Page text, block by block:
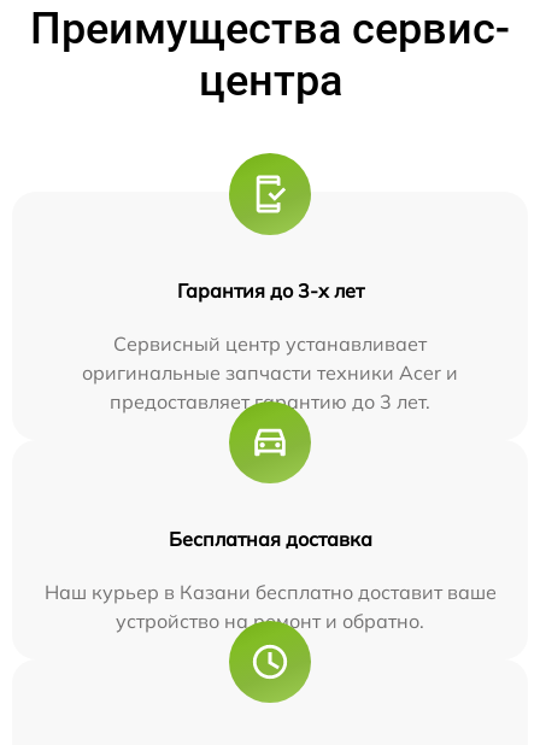
Преимущества сервис-
центра
Гарантия до 3-х лет
Сервисный центр устанавливает
оригинальные запчасти техники Acer и
предоставляет гарантию до 3 лет.
Бесплатная доставка
Наш курьер в Казани бесплатно доставит ваше
устройство на ремонт и обратно.